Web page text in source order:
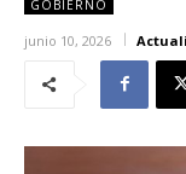
GOBIERNO
junio 10, 2026